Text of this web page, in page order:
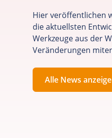
Hier veröffentlichen
die aktuellsten
Werkzeuge aus der
Veränderungen
Alle News